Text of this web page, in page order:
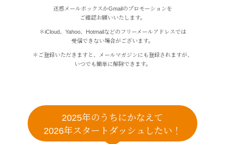
迷惑メールボックスかGmailのプロモーションを
ご確認お願いいたします。
＊iCloud、Yahoo、Hotmailなどのフリーメールアドレスでは
受信できない場合がございます。
＊ご登録いただきますと、メールマガジンにも登録されますが、
いつでも簡単に解除できます。
2025年のうちにかなえて
2026年スタートダッシュしたい！